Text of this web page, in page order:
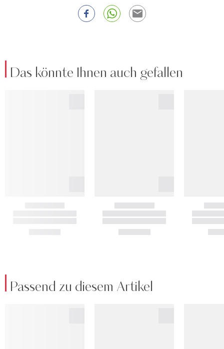
Das könnte Ihnen auch gefallen
Passend zu diesem Artikel